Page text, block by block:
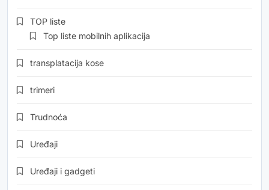
TOP liste
Top liste mobilnih aplikacija
transplatacija kose
trimeri
Trudnoća
Uređaji
Uređaji i gadgeti